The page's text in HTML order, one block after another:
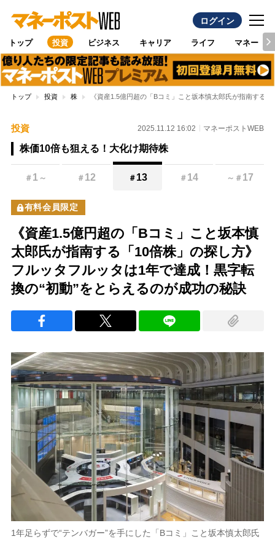
ログイン
トップ 投資 ビジネス キャリア ライフ マネー
トップ 投資 株 《資産1.5億円超の「Bコミ」こと坂本慎太郎氏が指南する
投資 2025.11.12 16:02 マネーポストWEB
株価10倍も狙える！大化け期待株
＃ 1 ～ ＃ 12 ＃ 13 ＃ 14 ～ ＃ 17
有料会員限定
《資産1.5億円超の「Bコミ」こと坂本慎
太郎氏が指南する「10倍株」の探し方》
フルッタフルッタは1年で達成！黒字転
換の“初動”をとらえるのが成功の秘訣
1年足らずで“テンバガー”を手にした「Bコミ」こと坂本慎太郎氏